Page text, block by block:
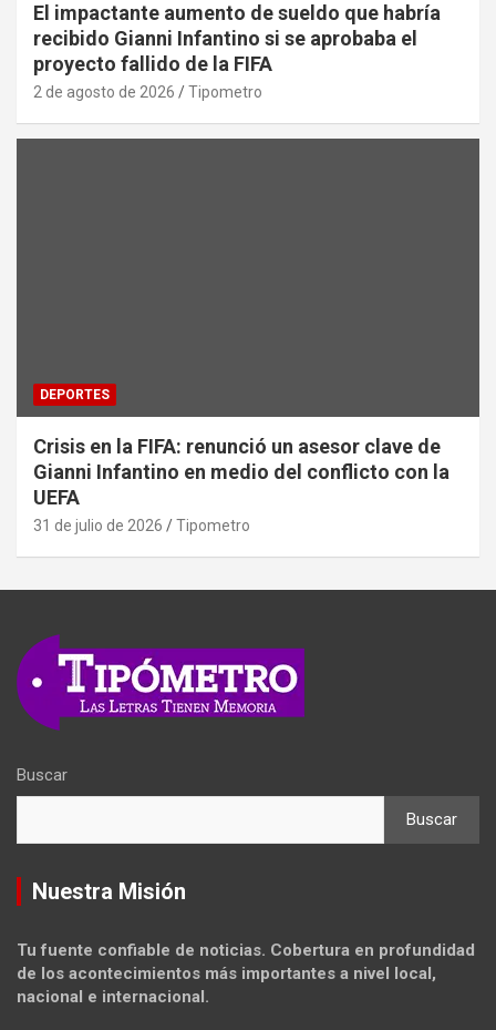
El impactante aumento de sueldo que habría
recibido Gianni Infantino si se aprobaba el
proyecto fallido de la FIFA
2 de agosto de 2026 Tipometro
DEPORTES
Crisis en la FIFA: renunció un asesor clave de
Gianni Infantino en medio del conflicto con la
UEFA
31 de julio de 2026 Tipometro
Buscar
Buscar
Nuestra Misión
Tu fuente confiable de noticias. Cobertura en profundidad
de los acontecimientos más importantes a nivel local,
nacional e internacional.